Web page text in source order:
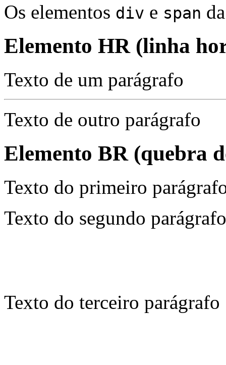
Os elementos div e span
Elemento HR (linha
Texto de um parágrafo
Texto de outro parágrafo
Elemento BR (quebra
Texto do primeiro
Texto do segundo parágrafo
Texto do terceiro parágrafo